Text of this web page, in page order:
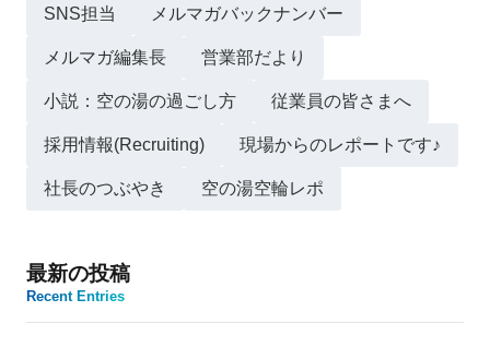
SNS担当 メルマガバックナンバー
メルマガ編集長 営業部だより
小説：空の湯の過ごし方 従業員の皆さまへ
採用情報(Recruiting) 現場からのレポートです♪
社長のつぶやき 空の湯空輪レポ
最新の投稿
Recent Entries